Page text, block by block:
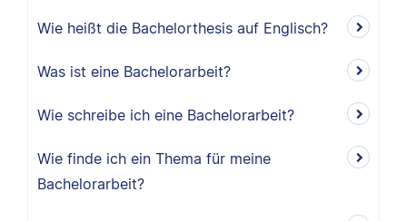
Wie heißt die Bachelorthesis auf Englisch?
Was ist eine Bachelorarbeit?
Wie schreibe ich eine Bachelorarbeit?
Wie finde ich ein Thema für meine
Bachelorarbeit?